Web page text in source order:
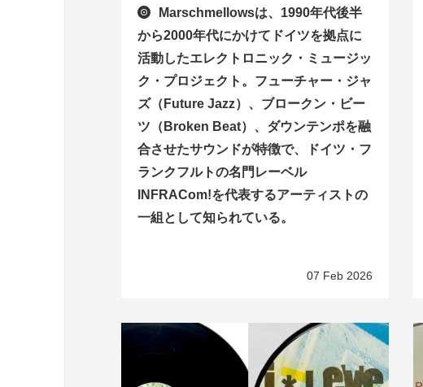
Marschmellowsは、1990年代後半
から2000年代にかけてドイツを拠点に
活動したエレクトロニック・ミュージッ
ク・プロジェクト。フューチャー・ジャ
ズ（Future Jazz）、ブロークン・ビー
ツ（Broken Beat）、ダウンテンポを融
合させたサウンドが特徴で、ドイツ・フ
ランクフルトの名門レーベル
INFRACom!を代表するアーティストの
一組として知られている。
07 Feb 2026